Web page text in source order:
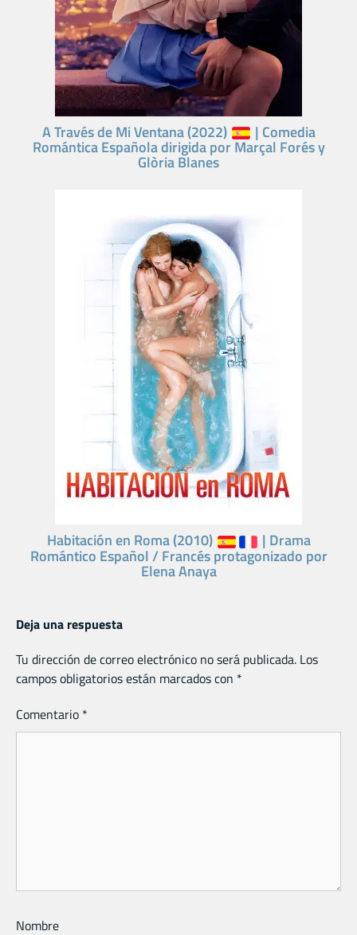
A Través de Mi Ventana (2022) | Comedia
Romántica Española dirigida por Marçal Forés y
Glòria Blanes
Habitación en Roma (2010) | Drama
Romántico Español / Francés protagonizado por
Elena Anaya
Deja una respuesta
Tu dirección de correo electrónico no será publicada. Los
campos obligatorios están marcados con *
Comentario *
Nombre